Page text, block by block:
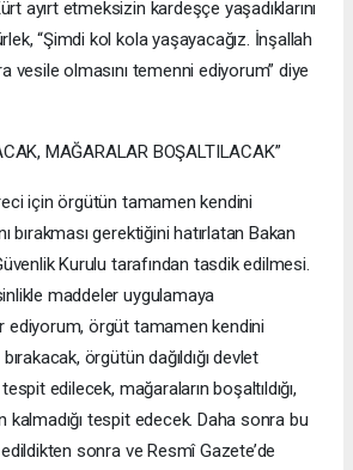
ayırt etmeksizin kardeşçe yaşadıklarını
“Şimdi kol kola yaşayacağız. İnşallah
vesile olmasını temenni ediyorum” diye
MAĞARALAR BOŞALTILACAK”
için örgütün tamamen kendini
bırakması gerektiğini hatırlatan Bakan
Kurulu tarafından tasdik edilmesi.
maddeler uygulamaya
ediyorum, örgüt tamamen kendini
örgütün dağıldığı devlet
edilecek, mağaraların boşaltıldığı,
kalmadığı tespit edecek. Daha sonra bu
sonra ve Resmî Gazete’de